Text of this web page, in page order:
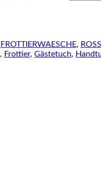
FROTTIERWAESCHE,
, Frottier, Gästetuch,